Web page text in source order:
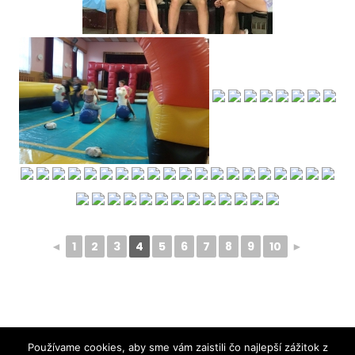
◄ 1 2 3 4 5 6 7 8 9 10 ►
Používame cookies, aby sme vám zaistili čo najlepší zážitok z